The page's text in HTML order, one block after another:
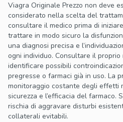
Viagra Originale Prezzo non deve
considerato nella scelta del
consultare il medico prima di
trattare in modo sicuro la
una diagnosi precisa e
ogni individuo. Consultare il
identificare possibili
pregresse o farmaci già in uso. La
monitoraggio costante degli effetti
sicurezza e l’efficacia del farmaco.
rischia di aggravare disturbi
collaterali evitabili.